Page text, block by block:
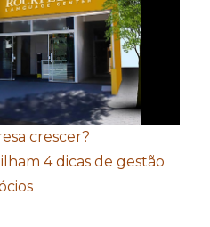
crescer?
4 dicas de gestão